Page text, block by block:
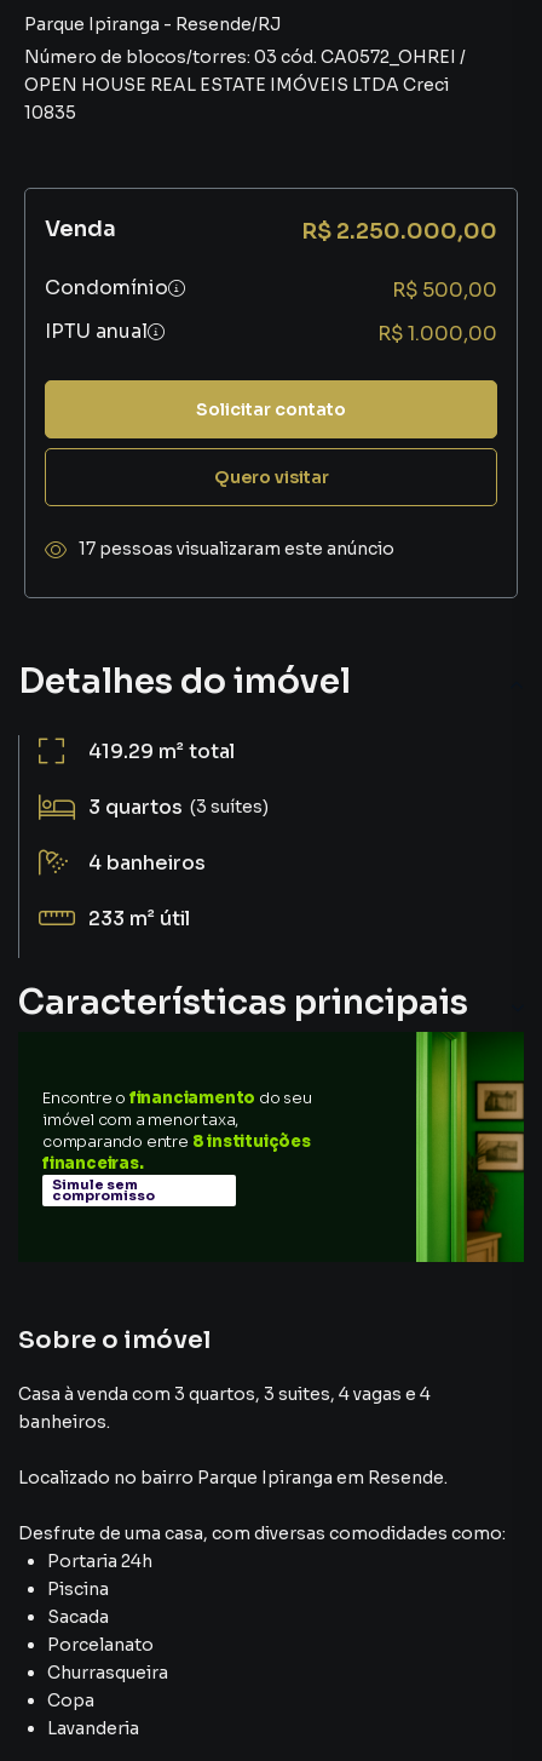
Detalhes do imóvel
419.29 m²total
3 quartos (3 suítes)
4 banheiros
233 m² útil
Características principais
Ar-Condicionado
Laje Técnica
Encontre o financiamento do seu
imóvel com a menor taxa,
comparando entre 8 instituições
financeiras.
Simule sem
compromisso
Sobre o imóvel
Casa à venda com 3 quartos, 3 suites, 4 vagas e 4
banheiros.
Localizado no bairro Parque Ipiranga em Resende.
Desfrute de uma casa, com diversas comodidades como:
Portaria 24h
Piscina
Sacada
Porcelanato
Churrasqueira
Copa
Lavanderia
Parque Ipiranga - Resende/RJ
Número de blocos/torres: 03 cód. CA0572_OHREI /
OPEN HOUSE REAL ESTATE IMÓVEIS LTDA Creci
10835
Venda R$ 2.250.000,00
Condomínio
R$ 500,00
IPTU anual
R$ 1.000,00
Solicitar contato
Quero visitar
17 pessoas visualizaram este anúncio